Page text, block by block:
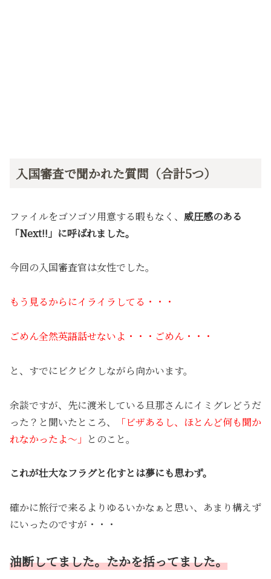
入国審査で聞かれた質問（合計5つ）
ファイルをゴソゴソ用意する暇もなく、 威圧感のある
「Next!!」に呼ばれました。
今回の入国審査官は女性でした。
もう見るからにイライラしてる・・・
ごめん全然英語話せないよ・・・ごめん・・・
と、すでにビクビクしながら向かいます。
余談ですが、先に渡米している旦那さんにイミグレどうだ
った？と聞いたところ、
「ビザあるし、ほとんど何も聞か
れなかったよ〜」 とのこと。
これが壮大なフラグと化すとは夢にも思わず。
確かに旅行で来るよりゆるいかなぁと思い、あまり構えず
にいったのですが・・・
油断してました。たかを括ってました。